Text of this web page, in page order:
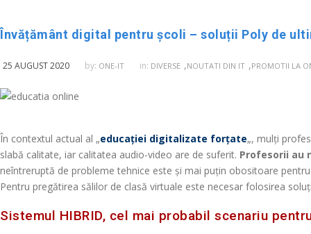
Învățământ digital pentru școli – soluții Poly de
25 AUGUST 2020 by: ONE-IT in: DIVERSE ,NOUTATI DIN IT ,PROMOTII LA
În contextul actual al „educației digitalizate forțate„, mulți
slabă calitate, iar calitatea audio-video are de suferit. Profesorii au
neîntreruptă de probleme tehnice este și mai puțin obositoare
Pentru pregătirea sălilor de clasă virtuale este necesar folosirea
Sistemul HIBRID, cel mai probabil scenariu